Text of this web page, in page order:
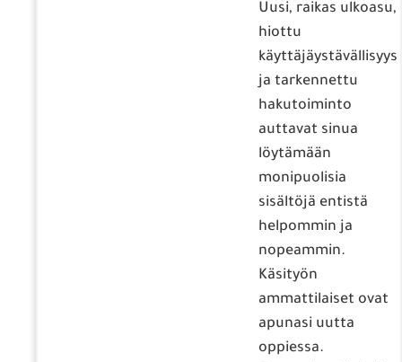
Uusi, raikas ulkoasu,
hiottu
käyttäjäystävällisyys
ja tarkennettu
hakutoiminto
auttavat sinua
löytämään
monipuolisia
sisältöjä entistä
helpommin ja
nopeammin.
Käsityön
ammattilaiset ovat
apunasi uutta
oppiessa.